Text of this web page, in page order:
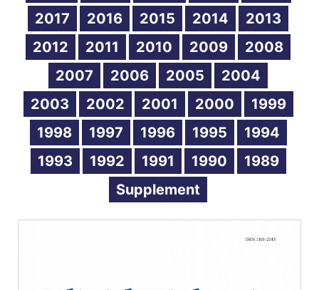
2017
2016 2015 2014
2013
2012
2011 2010 2009
2008
2007
2006 2005
2004
2003
2002 2001 2000
1999
1998
1997 1996 1995
1994
1993
1992 1991 1990
1989
Supplement